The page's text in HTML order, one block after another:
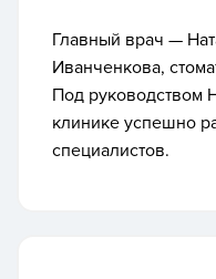
Главный врач —
Иванченкова,
Под руководством
клинике успешно
специалистов.